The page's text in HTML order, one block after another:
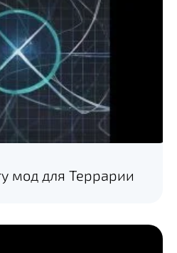
мод для Террарии